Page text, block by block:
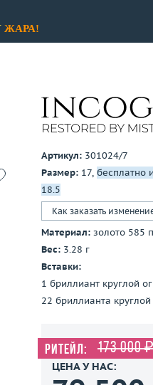
ЖАРА!
Показать
Артикул: 301024/7
Размер: 17, бесплатно
18.5
Как заказать
Материал: золото 585
Вес: 3.28 г
Вставки:
1 бриллиант круглой
22 бриллианта
Ритейл: 173 000
ЦЕНА У НАС: